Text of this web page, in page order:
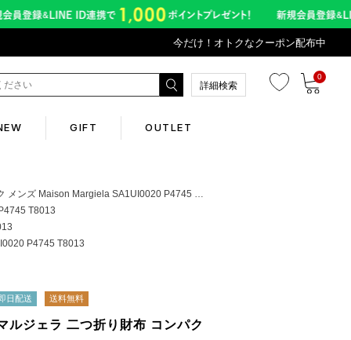
今だけ！オトクなクーポン配布中
詳細検索
0
GIFT OUTLET
Corporate
abox
ズ Maison Margiela SA1UI0020 P4745 T8013
T8013
P4745 T8013
日配送 送料無料
ルジェラ 二つ折り財布 コンパク